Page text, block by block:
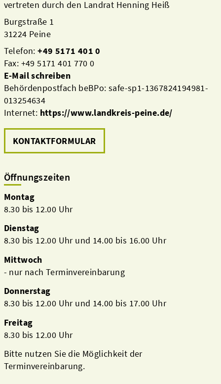
vertreten durch den Landrat Henning Heiß
Burgstraße 1
31224 Peine
Telefon:+49 5171 401 0
Fax: +49 5171 401 770 0
E-Mail schreiben
Behördenpostfach beBPo: safe-sp1-1367824194981-
013254634
Internet: https://www.landkreis-peine.de/
KONTAKTFORMULAR
Öffnungszeiten
Montag
8.30 bis 12.00 Uhr
Dienstag
8.30 bis 12.00 Uhr und 14.00 bis 16.00 Uhr
Mittwoch
- nur nach Terminvereinbarung
Donnerstag
8.30 bis 12.00 Uhr und 14.00 bis 17.00 Uhr
Freitag
8.30 bis 12.00 Uhr
Bitte nutzen Sie die Möglichkeit der
Terminvereinbarung.